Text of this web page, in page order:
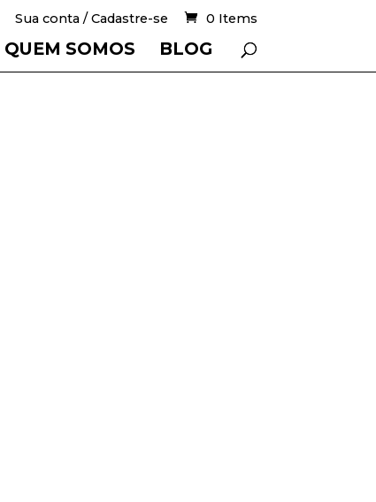
Sua conta / Cadastre-se 0 Items
QUEM SOMOS BLOG